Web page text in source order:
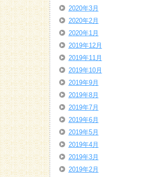
2020年3月
2020年2月
2020年1月
2019年12月
2019年11月
2019年10月
2019年9月
2019年8月
2019年7月
2019年6月
2019年5月
2019年4月
2019年3月
2019年2月